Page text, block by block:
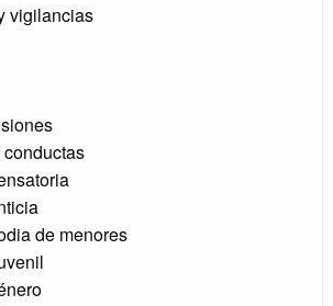
vigilancias
de menores